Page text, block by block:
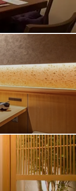
お食事やご歓談を
ます。 和の趣を感
特別なシーンにふ
までプライベート
がございます。宴会